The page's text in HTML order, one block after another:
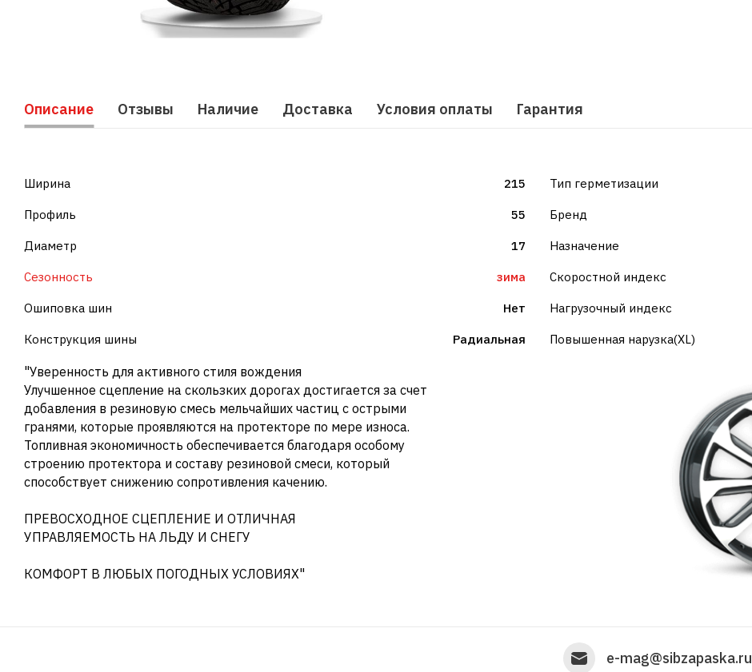
Описание Отзывы Наличие Доставка Условия оплаты Гарантия
Ширина 215
Профиль 55
Диаметр 17
Сезонность зима
Ошиповка шин Нет
Конструкция шины Радиальная
Тип герметизации
Бренд
Назначение
Скоростной индекс
Нагрузочный индекс
Повышенная нарузка(XL)
"Уверенность для активного стиля вождения
Улучшенное сцепление на скользких дорогах достигается за счет
добавления в резиновую смесь мельчайших частиц с острыми
гранями, которые проявляются на протекторе по мере износа.
Топливная экономичность обеспечивается благодаря особому
строению протектора и составу резиновой смеси, который
способствует снижению сопротивления качению.
ПРЕВОСХОДНОЕ СЦЕПЛЕНИЕ И ОТЛИЧНАЯ
УПРАВЛЯЕМОСТЬ НА ЛЬДУ И СНЕГУ
КОМФОРТ В ЛЮБЫХ ПОГОДНЫХ УСЛОВИЯХ"
e-mag@sibzapaska.ru